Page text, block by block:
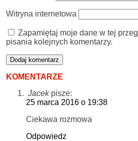
Witryna internetowa
Zapamiętaj moje dane w tej
pisania kolejnych komentarzy.
KOMENTARZE
Jacek pisze:
25 marca 2016 o 19:38
Ciekawa rozmowa
Odpowiedz